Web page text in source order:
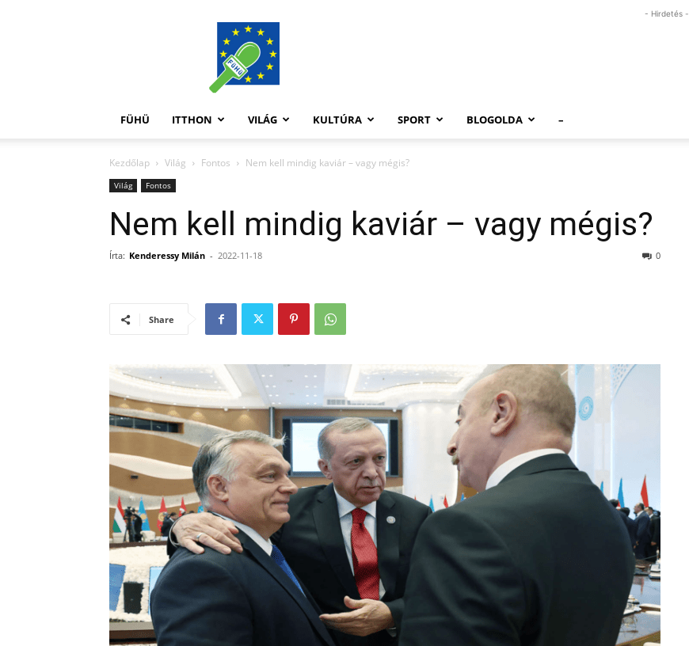
FüHü
- Hirdetés -
FÜHÜ ITTHON VILÁG KULTÚRA SPORT BLOGOLDA –
Kezdőlap Világ Fontos Nem kell mindig kaviár – vagy mégis?
Világ Fontos
Nem kell mindig kaviár – vagy mégis?
Írta: Kenderessy Milán - 2022-11-18 0
Share